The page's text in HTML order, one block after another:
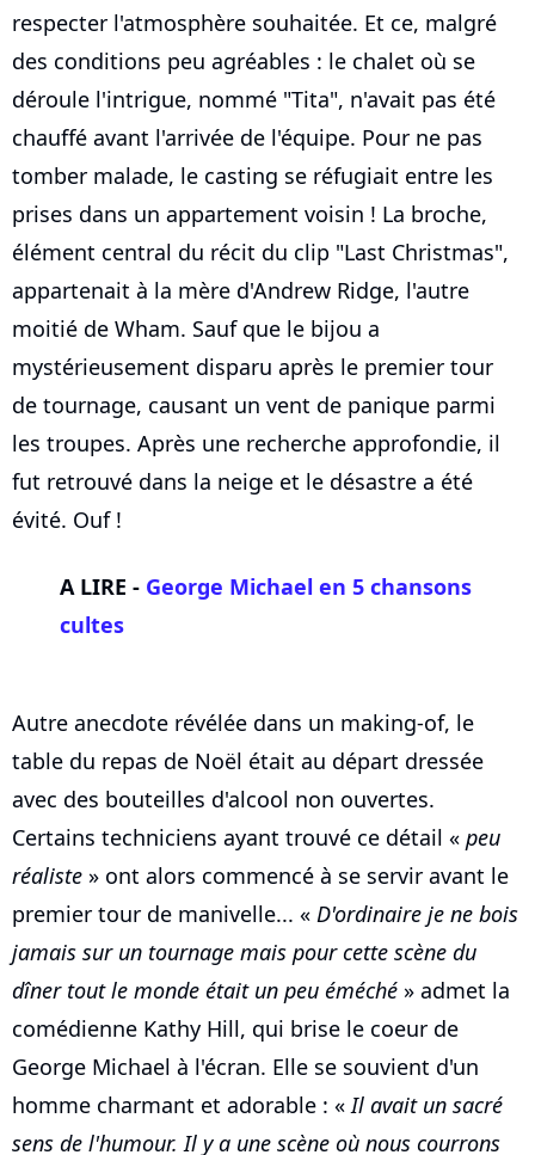
respecter l'atmosphère souhaitée. Et ce, malgré
des conditions peu agréables : le chalet où se
déroule l'intrigue, nommé "Tita", n'avait pas été
chauffé avant l'arrivée de l'équipe. Pour ne pas
tomber malade, le casting se réfugiait entre les
prises dans un appartement voisin ! La broche,
élément central du récit du clip "Last Christmas",
appartenait à la mère d'Andrew Ridge, l'autre
moitié de Wham. Sauf que le bijou a
mystérieusement disparu après le premier tour
de tournage, causant un vent de panique parmi
les troupes. Après une recherche approfondie, il
fut retrouvé dans la neige et le désastre a été
évité. Ouf !
A LIRE - George Michael en 5 chansons
cultes
Autre anecdote révélée dans un making-of, le
table du repas de Noël était au départ dressée
avec des bouteilles d'alcool non ouvertes.
Certains techniciens ayant trouvé ce détail « peu
réaliste » ont alors commencé à se servir avant le
premier tour de manivelle... « D'ordinaire je ne bois
jamais sur un tournage mais pour cette scène du
dîner tout le monde était un peu éméché » admet la
comédienne Kathy Hill, qui brise le coeur de
George Michael à l'écran. Elle se souvient d'un
homme charmant et adorable : «Il avait un sacré
sens de l'humour. Il y a une scène où nous courrons